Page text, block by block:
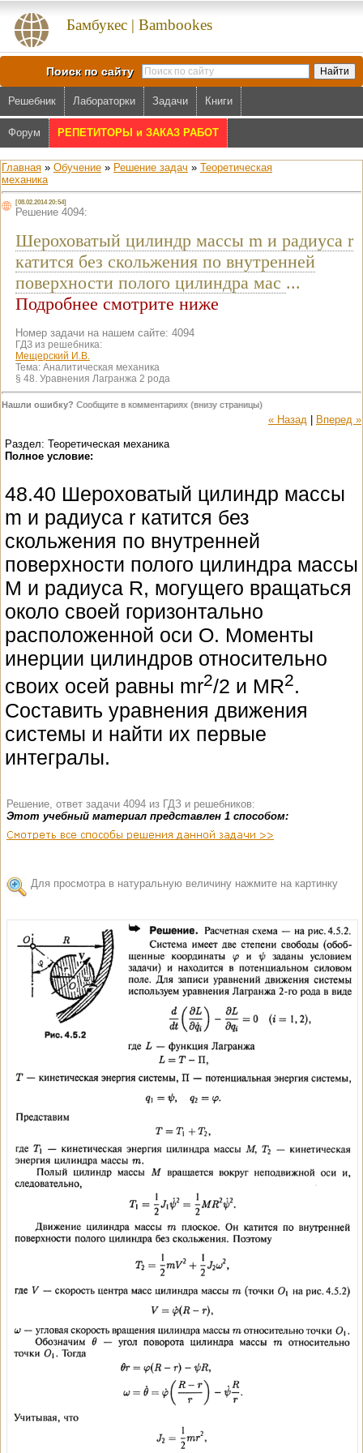
Бамбукес | Bambookes
Поиск по сайту
Решебник Лабораторки Задачи Книги
Форум РЕПЕТИТОРЫ и ЗАКАЗ РАБОТ
Главная » Обучение » Решение задач » Теоретическая
механика
[08.02.2014 20:54]
Решение 4094:
Шероховатый цилиндр массы m и радиуса r
катится без скольжения по внутренней
поверхности полого цилиндра мас ...
Подробнее смотрите ниже
Номер задачи на нашем сайте: 4094
ГДЗ из решебника:
Мещерский И.В.
Тема: Аналитическая механика
§ 48. Уравнения Лагранжа 2 рода
Нашли ошибку? Сообщите в комментариях (внизу страницы)
« Назад
Вперед »
Раздел: Теоретическая механика
Полное условие:
48.40 Шероховатый цилиндр массы
m и радиуса r катится без
скольжения по внутренней
поверхности полого цилиндра массы
M и радиуса R, могущего вращаться
около своей горизонтально
расположенной оси O. Моменты
инерции цилиндров относительно
своих осей равны mr2/2 и MR2.
Составить уравнения движения
системы и найти их первые
интегралы.
Решение, ответ задачи 4094 из ГДЗ и решебников:
Этот учебный материал представлен 1 способом:
Для просмотра в натуральную величину нажмите на картинку